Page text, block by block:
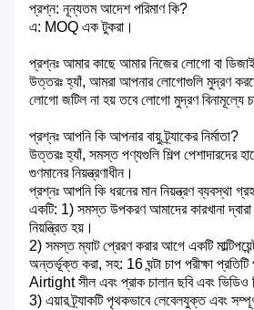
প্রশ্ন: নূন্যতম আদেশ পরিমাণ কি?
এ: MOQ এক টুকরা।
প্রশ্নঃ আমার কাছে আমার নিজের লোগো বা
উত্তরঃ হ্যাঁ, আমরা আপনার লোগোগুলি মুদ্রণ
লোগো জটিল না হয় তবে লোগো মুদ্রণ বিনামূল্যে
প্রশ্নঃ আপনি কি আপনার বায়ু ট্র্যাকের নির্মাতা?
উত্তরঃ হ্যাঁ, সমস্ত পণ্যগুলি শিল্প পেশাদারদের
গুণমানের নিয়ন্ত্রণাধীন।
প্রশ্নঃ আপনি কি ধরনের মান নিয়ন্ত্রণ ব্যবস্থা
একটি: 1) সমস্ত উপকরণ আমাদের কারখানা
নিয়ন্ত্রিত হয়।
2) সমস্ত ম্যাট প্রেরণ করার আগে একটি
অন্তর্ভূক্ত করা, সহ: 16 ঘন্টা চাপ পরীক্ষা
Airtight সীল এবং প্রাক চালান ছবি এবং ভিডিও
3) এয়ার ট্র্যাকটি পৃথকভাবে লেবেলযুক্ত এবং